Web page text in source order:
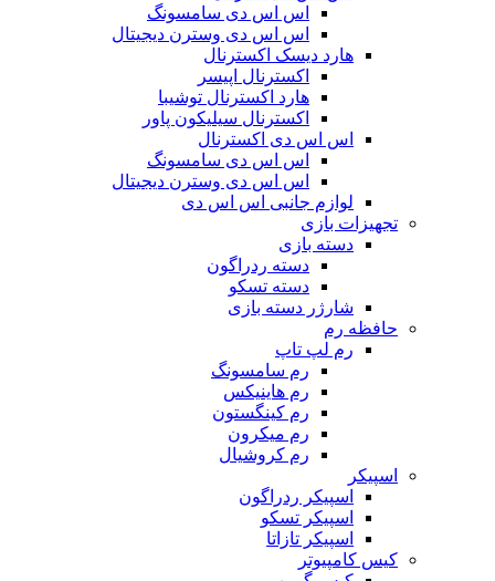
اس اس دی سامسونگ
اس اس دی وسترن دیجیتال
هارد دیسک اکسترنال
اکسترنال اپیسر
هارد اکسترنال توشیبا
اکسترنال سیلیکون پاور
اس اس دی اکسترنال
اس اس دی سامسونگ
اس اس دی وسترن دیجیتال
لوازم جانبی اس اس دی
تجهیزات بازی
دسته بازی
دسته ردراگون
دسته تسکو
شارژر دسته بازی
حافظه رم
رم لپ تاپ
رم سامسونگ
رم هاینیکس
رم کینگستون
رم میکرون
رم کروشیال
اسپیکر
اسپیکر ردراگون
اسپیکر تسکو
اسپیکر تازاتا
کیس کامپیوتر